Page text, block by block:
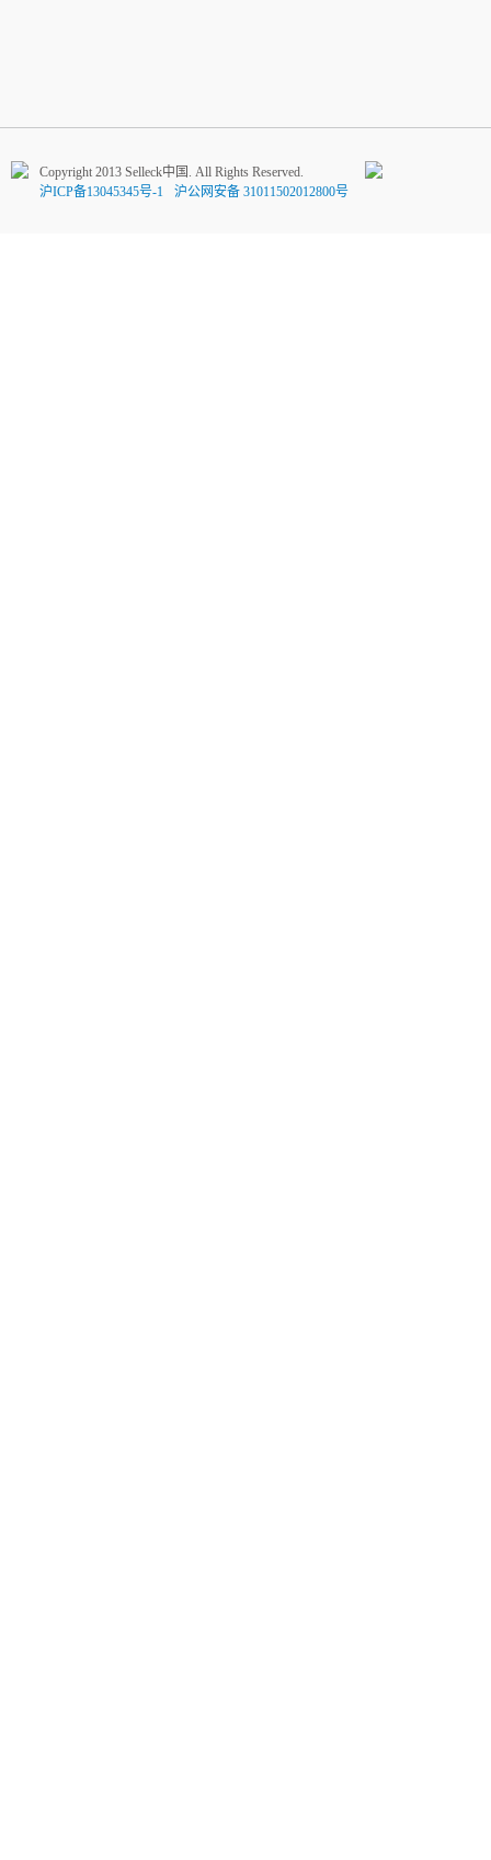
Copyright 2013 Selleck中国. All Rights Reserved.
沪ICP备13045345号-1
沪公网安备 31011502012800号